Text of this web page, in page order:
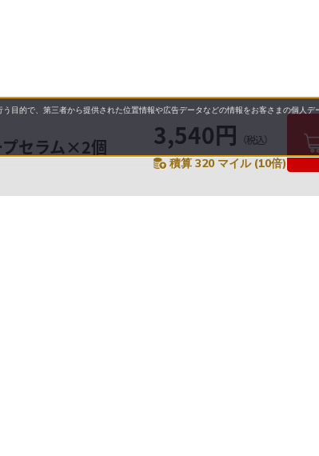
プセラム×2個 3,540円 （税込）
積算 320 マイル (10倍)
目的で、第三者から提供された位置情報や広告データなどの情報をお客さまの個人